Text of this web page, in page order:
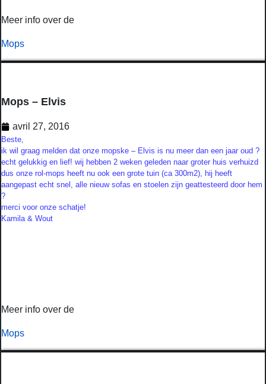
Meer info over de
Mops
Mops – Elvis
avril 27, 2016
Beste,
ik wil graag melden dat onze mopske – Elvis is nu meer dan een jaar oud ?
echt gelukkig en lief! wij hebben 2 weken geleden naar groter huis verhuizd
dus onze rol-mops heeft nu ook een grote tuin (ca 300m2), hij heeft
aangepast echt snel, alle nieuw sofas en stoelen zijn geattesteerd door hem
?
merci voor onze schatje!
Kamila & Wout
Meer info over de
Mops